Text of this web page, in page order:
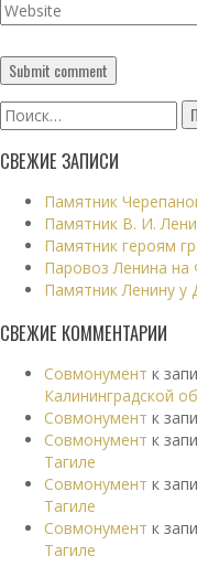
Найти:
СВЕЖИЕ ЗАПИСИ
Памятник
Памятник В. И.
Памятник героям
Паровоз Ленина на
Памятник Ленину у
СВЕЖИЕ КОММЕНТАРИИ
Совмонумент к
Калининградской
Совмонумент к
Совмонумент к
Тагиле
Совмонумент к
Тагиле
Совмонумент к
Тагиле